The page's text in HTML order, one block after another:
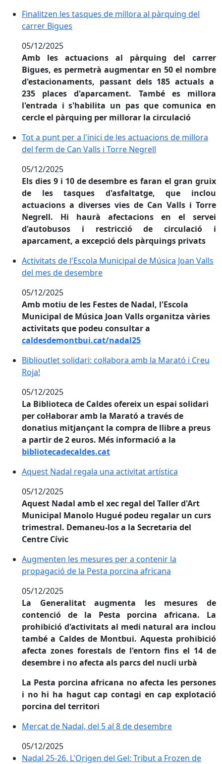
Finalitzen les tasques de millora al pàrquing del
Finalitzen les tasques de millora al pàrquing del
carrer Bigues
05/12/2025
Amb les actuacions al pàrquing del carrer
Bigues, es permetrà augmentar en 50 el nombre
d'estacionaments, passant dels 185 actuals a
235 places d'aparcament. També es millora
l'entrada i s'habilita un pas que comunica en
cercle el pàrquing per millorar la circulació
Tot a punt per a l'inici de les actuacions de millora
Tot a punt per a l'inici de les actuacions de millora
del ferm de Can Valls i Torre Negrell
05/12/2025
Els dies 9 i 10 de desembre es faran el gran gruix
de les tasques d'asfaltatge, que inclou
actuacions a diverses vies de Can Valls i Torre
Negrell. Hi haurà afectacions en el servei
d'autobusos i restricció de circulació i
aparcament, a excepció dels pàrquings privats
Activitats de l'Escola Municipal de Música Joan Valls
Activitats de l'Escola Municipal de Música Joan Valls
del mes de desembre
05/12/2025
Amb motiu de les Festes de Nadal, l'Escola
Municipal de Música Joan Valls organitza vàries
activitats que podeu consultar a
caldesdemontbui.cat/nadal25
Biblioutlet solidari: col·labora amb la Marató i Creu
Biblioutlet solidari: col·labora amb la Marató i Creu
Roja!
05/12/2025
La Biblioteca de Caldes ofereix un espai solidari
per col·laborar amb la Marató a través de
donatius mitjançant la compra de llibre a preus
a partir de 2 euros. Més informació a la
bibliotecadecaldes.cat
Aquest Nadal regala una activitat artística
Aquest Nadal regala una activitat artística
05/12/2025
Aquest Nadal amb el xec regal del Taller d'Art
Municipal Manolo Hugué podeu regalar un curs
trimestral. Demaneu-los a la Secretaria del
Centre Cívic
Augmenten les mesures per a contenir la
Augmenten les mesures per a contenir la
propagació de la Pesta porcina africana
05/12/2025
La Generalitat augmenta les mesures de
contenció de la Pesta porcina africana. La
prohibició d'activitats al medi natural ara inclou
també a Caldes de Montbui. Aquesta prohibició
afecta zones forestals de l'entorn fins el 14 de
desembre i no afecta als parcs del nucli urbà
La Pesta porcina africana no afecta les persones
i no hi ha hagut cap contagi en cap explotació
porcina del territori
Mercat de Nadal, del 5 al 8 de desembre
Mercat de Nadal, del 5 al 8 de desembre
05/12/2025
Nadal 25-26. L'Origen del Gel: Tribut a Frozen de
Nadal 25-26. L'Origen del Gel: Tribut a Frozen de